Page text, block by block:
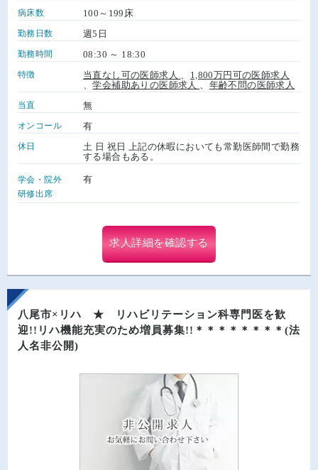
病床数 100～199床
勤務日数 週5日
勤務時間 08:30 ～ 18:30
特徴 当直なし可の医師求人
1,800万円可の医師求人
、学会補助ありの医師求人 年齢不問の医師求人
当直 無
オンコール 有
休日
土 日 祝日 上記の休暇においても常勤医師間で勤務
する場合もある。
学会・院外
研修出席
有
求人詳細を確認する
八尾市×リハ ★ リハビリテーション科専門医を歓
迎!!リハ機能充実のため増員募集!!＊＊＊＊＊＊＊＊(法
人名非公開)